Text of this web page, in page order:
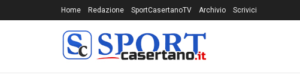
Home Redazione SportCasertanoTV Archivio Scrivici